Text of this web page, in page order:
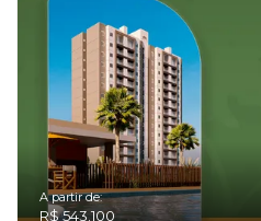
A partir de:
R$ 543.100